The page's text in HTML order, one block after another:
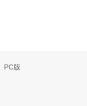
PC版